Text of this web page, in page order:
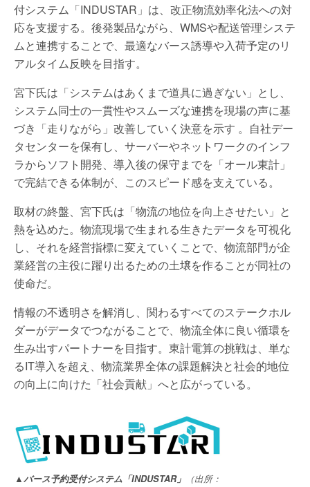
付システム「INDUSTAR」は、改正物流効率化法への対
応を支援する。後発製品ながら、WMSや配送管理システ
ムと連携することで、最適なバース誘導や入荷予定のリ
アルタイム反映を目指す。
宮下氏は「システムはあくまで道具に過ぎない」とし、
システム同士の一貫性やスムーズな連携を現場の声に基
づき「走りながら」改善していく決意を示す 。自社デー
タセンターを保有し、サーバーやネットワークのインフ
ラからソフト開発、導入後の保守までを「オール東計」
で完結できる体制が、このスピード感を支えている。
取材の終盤、宮下氏は「物流の地位を向上させたい」と
熱を込めた。物流現場で生まれる生きたデータを可視化
し、それを経営指標に変えていくことで、物流部門が企
業経営の主役に躍り出るための土壌を作ることが同社の
使命だ。
情報の不透明さを解消し、関わるすべてのステークホル
ダーがデータでつながることで、物流全体に良い循環を
生み出すパートナーを目指す。東計電算の挑戦は、単な
るIT導入を超え、物流業界全体の課題解決と社会的地位
の向上に向けた「社会貢献」へと広がっている。
▲バース予約受付システム「INDUSTAR」
（出所：